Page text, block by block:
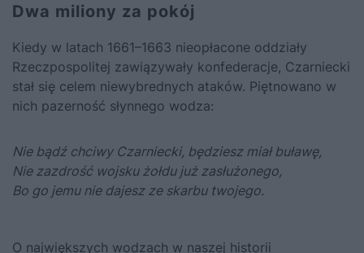
Dwa miliony za pokój
Kiedy w latach 1661–1663 nieopłacone oddziały
Rzeczpospolitej zawiązywały konfederacje, Czarniecki
stał się celem niewybrednych ataków. Piętnowano w
nich pazerność słynnego wodza:
Nie bądź chciwy Czarniecki, będziesz miał buławę,
Nie zazdrość wojsku żołdu już zasłużonego,
Bo go jemu nie dajesz ze skarbu twojego.
O największych wodzach w naszej historii